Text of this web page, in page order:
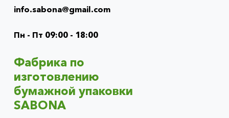
info.sabona@gmail.com
Пн - Пт 09:00 - 18:00
Фабрика по
изготовлению
бумажной упаковки
SABONA
menu